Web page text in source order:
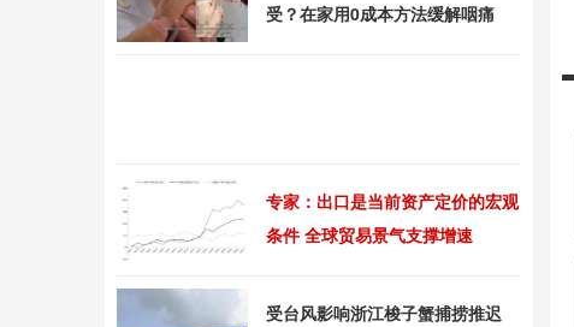
受？在家用0成本方法缓解咽痛
专家：出口是当前资产定价的宏观
条件 全球贸易景气支撑增速
受台风影响浙江梭子蟹捕捞推迟